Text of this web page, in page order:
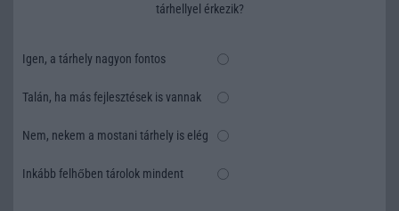
tárhellyel érkezik?
Igen, a tárhely nagyon fontos
Talán, ha más fejlesztések is vannak
Nem, nekem a mostani tárhely is elég
Inkább felhőben tárolok mindent